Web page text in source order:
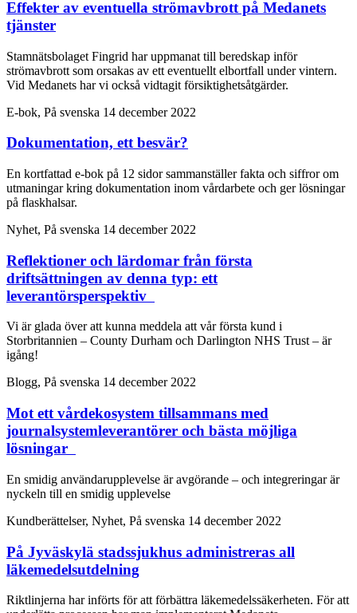
Effekter av eventuella strömavbrott på Medanets
tjänster
Stamnätsbolaget Fingrid har uppmanat till beredskap inför
strömavbrott som orsakas av ett eventuellt elbortfall under vintern.
Vid Medanets har vi också vidtagit försiktighetsåtgärder.
E-bok, På svenska 14 december 2022
Dokumentation, ett besvär?
En kortfattad e-bok på 12 sidor sammanställer fakta och siffror om
utmaningar kring dokumentation inom vårdarbete och ger lösningar
på flaskhalsar.
Nyhet, På svenska 14 december 2022
Reflektioner och lärdomar från första
driftsättningen av denna typ: ett
leverantörsperspektiv
Vi är glada över att kunna meddela att vår första kund i
Storbritannien – County Durham och Darlington NHS Trust – är
igång!
Blogg, På svenska 14 december 2022
Mot ett vårdekosystem tillsammans med
journalsystemleverantörer och bästa möjliga
lösningar
En smidig användarupplevelse är avgörande – och integreringar är
nyckeln till en smidig upplevelse
Kundberättelser, Nyhet, På svenska 14 december 2022
På Jyväskylä stadssjukhus administreras all
läkemedelsutdelning
Riktlinjerna har införts för att förbättra läkemedelssäkerheten. För att